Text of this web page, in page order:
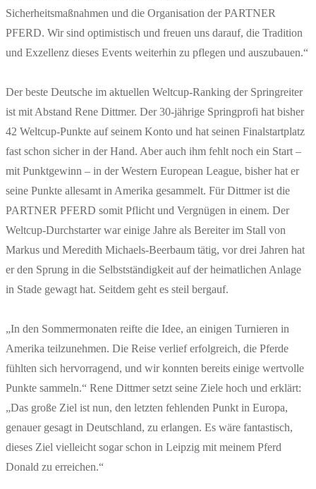
Sicherheitsmaßnahmen und die Organisation der PARTNER
PFERD. Wir sind optimistisch und freuen uns darauf, die Tradition
und Exzellenz dieses Events weiterhin zu pflegen und auszubauen.“
Der beste Deutsche im aktuellen Weltcup-Ranking der Springreiter
ist mit Abstand Rene Dittmer. Der 30-jährige Springprofi hat bisher
42 Weltcup-Punkte auf seinem Konto und hat seinen Finalstartplatz
fast schon sicher in der Hand. Aber auch ihm fehlt noch ein Start –
mit Punktgewinn – in der Western European League, bisher hat er
seine Punkte allesamt in Amerika gesammelt. Für Dittmer ist die
PARTNER PFERD somit Pflicht und Vergnügen in einem. Der
Weltcup-Durchstarter war einige Jahre als Bereiter im Stall von
Markus und Meredith Michaels-Beerbaum tätig, vor drei Jahren hat
er den Sprung in die Selbstständigkeit auf der heimatlichen Anlage
in Stade gewagt hat. Seitdem geht es steil bergauf.
„In den Sommermonaten reifte die Idee, an einigen Turnieren in
Amerika teilzunehmen. Die Reise verlief erfolgreich, die Pferde
fühlten sich hervorragend, und wir konnten bereits einige wertvolle
Punkte sammeln.“ Rene Dittmer setzt seine Ziele hoch und erklärt:
„Das große Ziel ist nun, den letzten fehlenden Punkt in Europa,
genauer gesagt in Deutschland, zu erlangen. Es wäre fantastisch,
dieses Ziel vielleicht sogar schon in Leipzig mit meinem Pferd
Donald zu erreichen.“